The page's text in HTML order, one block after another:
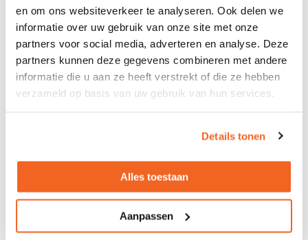
en om ons websiteverkeer te analyseren. Ook delen we
informatie over uw gebruik van onze site met onze
partners voor social media, adverteren en analyse. Deze
partners kunnen deze gegevens combineren met andere
informatie die u aan ze heeft verstrekt of die ze hebben
verzameld op basis van uw gebruik van hun services.
Details tonen
Alles toestaan
Aanpassen
Productspecificaties
Gebruikte roldeurkast
- Metalen ombouw - 4
legborden - De kast wordt zonder sleutel(s)
Afmetingen
- Breedte: 120 cm - Diepte: 45 cm - Hoogte: 195 cm
* Helaas kunnen wij niet garanderen dat de vorige eigenaar de sleutels